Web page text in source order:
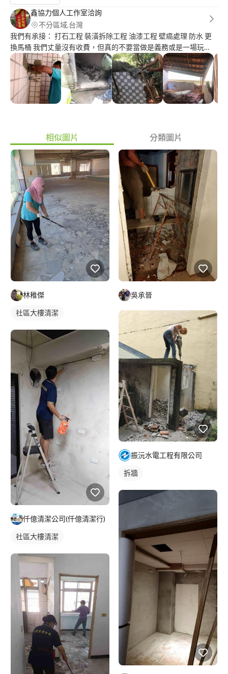
鑫協力個人工作室洽詢
不分區域,台灣
我們有承接： 打石工程 裝潢拆除工程 油漆工程 壁癌處理 防水 更
換馬桶 我們丈量沒有收費，但真的不要當做是義務或是一場玩
笑，我們也是花了自己的時間，去免費幫大家服務 相信每一間公
司都是如此 也千萬別覺得丈量收費是一件不合理的事情 收費=合理
不收費=服務 畢竟現場要看過，了解需求才能更準確報價 我並不相
信看到別的廠商的估價表，就能知道現場長什麼樣，五金及材料和
施工品質怎麼樣 您可以不找我做沒關係，直接說一聲我都會謝謝
子是否有人可以顧！ 我是來接工作的，不是來開玩笑的 大家都是
花時間處理案子，請將心比心！ 不要隱藏電話不接受這種案子
相似圖片 分類圖片
林稚傑
社區大樓清潔
仟億清潔公司(仟億清潔行)
社區大樓清潔
吳承晉
振沅水電工程有限公司
拆牆